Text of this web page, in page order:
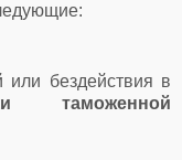
бездействия в
таможенной